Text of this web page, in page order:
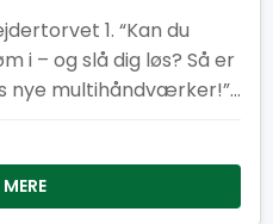
1. “Kan du
i – og slå dig løs? Så er
nye multihåndværker!”
en frivillig
der
om morgenen? Bliv